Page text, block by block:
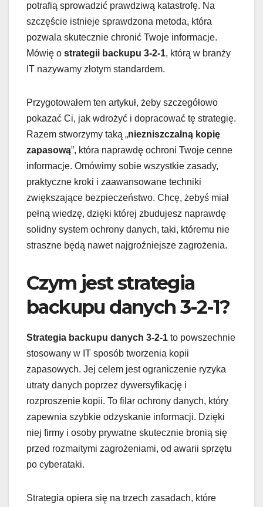
potrafią sprowadzić prawdziwą katastrofę. Na
szczęście istnieje sprawdzona metoda, która
pozwala skutecznie chronić Twoje informacje.
Mówię o strategii backupu 3-2-1, którą w branży
IT nazywamy złotym standardem.
Przygotowałem ten artykuł, żeby szczegółowo
pokazać Ci, jak wdrożyć i dopracować tę strategię.
Razem stworzymy taką „niezniszczalną kopię
zapasową”, która naprawdę ochroni Twoje cenne
informacje. Omówimy sobie wszystkie zasady,
praktyczne kroki i zaawansowane techniki
zwiększające bezpieczeństwo. Chcę, żebyś miał
pełną wiedzę, dzięki której zbudujesz naprawdę
solidny system ochrony danych, taki, któremu nie
straszne będą nawet najgroźniejsze zagrożenia.
Czym jest strategia
backupu danych 3-2-1?
Strategia backupu danych 3-2-1 to powszechnie
stosowany w IT sposób tworzenia kopii
zapasowych. Jej celem jest ograniczenie ryzyka
utraty danych poprzez dywersyfikację i
rozproszenie kopii. To filar ochrony danych, który
zapewnia szybkie odzyskanie informacji. Dzięki
niej firmy i osoby prywatne skutecznie bronią się
przed rozmaitymi zagrożeniami, od awarii sprzętu
po cyberataki.
Strategia opiera się na trzech zasadach, które